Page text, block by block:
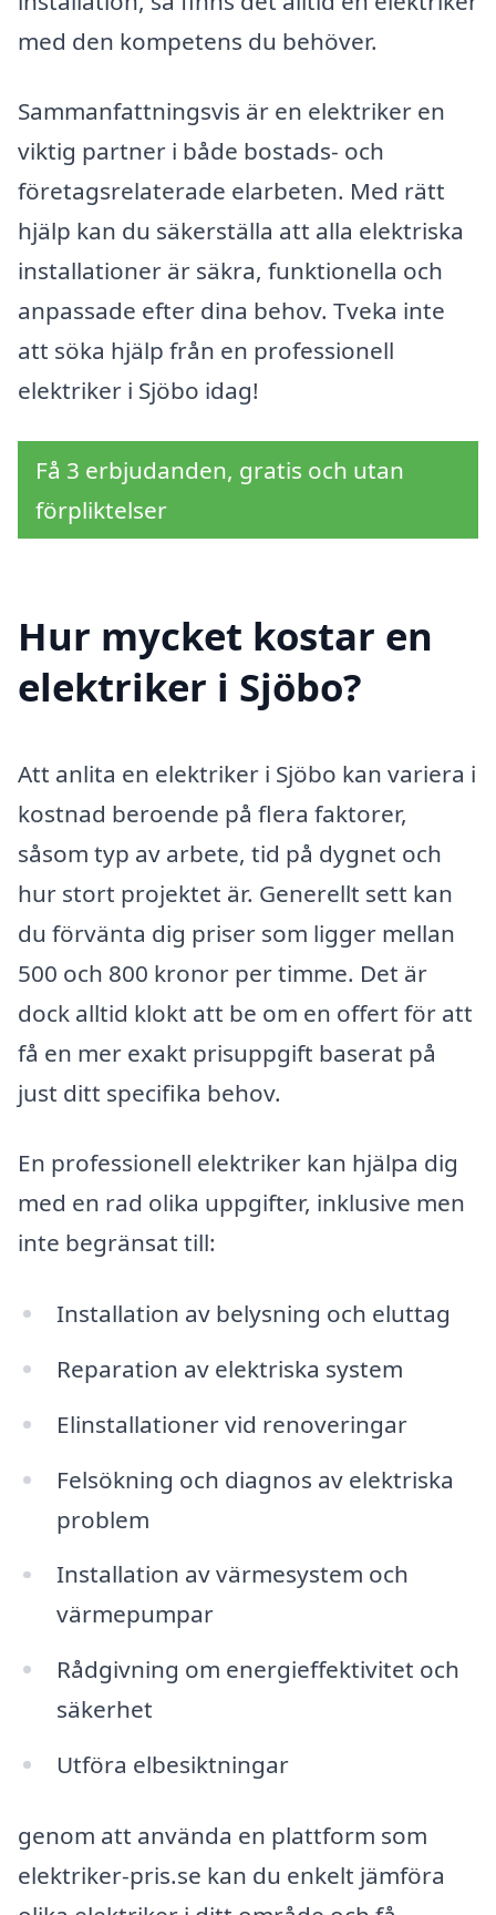
med den kompetens du behöver.
Sammanfattningsvis är en elektriker en
viktig partner i både bostads- och
företagsrelaterade elarbeten. Med rätt
hjälp kan du säkerställa att alla elektriska
installationer är säkra, funktionella och
anpassade efter dina behov. Tveka inte
att söka hjälp från en professionell
elektriker i Sjöbo idag!
Få 3 erbjudanden, gratis och utan
förpliktelser
Hur mycket kostar en
elektriker i Sjöbo?
Att anlita en elektriker i Sjöbo kan variera i
kostnad beroende på flera faktorer,
såsom typ av arbete, tid på dygnet och
hur stort projektet är. Generellt sett kan
du förvänta dig priser som ligger mellan
500 och 800 kronor per timme. Det är
dock alltid klokt att be om en offert för att
få en mer exakt prisuppgift baserat på
just ditt specifika behov.
En professionell elektriker kan hjälpa dig
med en rad olika uppgifter, inklusive men
inte begränsat till:
Installation av belysning och eluttag
Reparation av elektriska system
Elinstallationer vid renoveringar
Felsökning och diagnos av elektriska
problem
Installation av värmesystem och
värmepumpar
Rådgivning om energieffektivitet och
säkerhet
Utföra elbesiktningar
genom att använda en plattform som
elektriker-pris.se kan du enkelt jämföra